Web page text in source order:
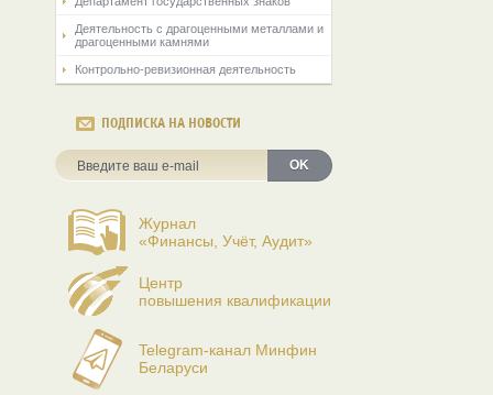
Деятельность с драгоценными металлами и
драгоценными камнями
Контрольно-ревизионная деятельность
ПОДПИСКА НА НОВОСТИ
OK
Журнал
«Финансы, Учёт, Аудит»
Центр
повышения квалификации
Telegram-канал Минфин
Беларуси